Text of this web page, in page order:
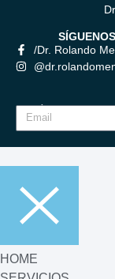
SÍGUENOS
/Dr. Rolando
Suscríbete para
HOME